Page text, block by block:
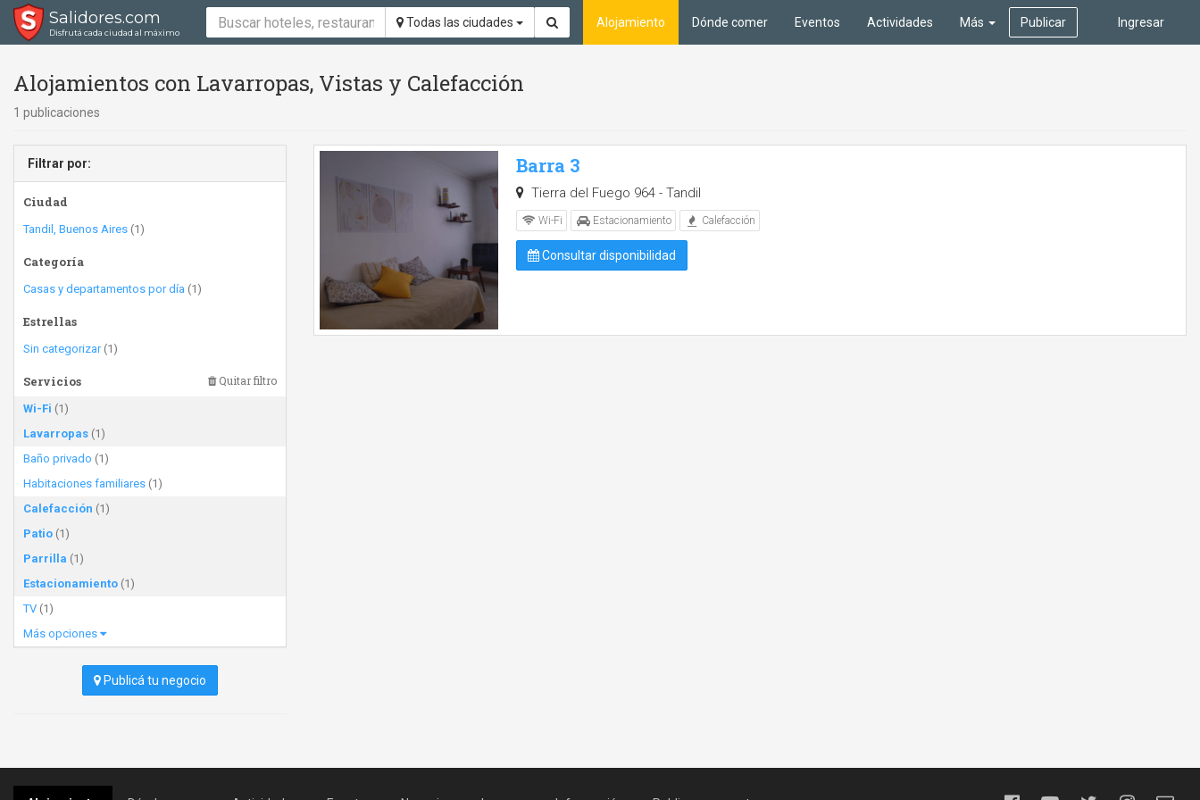
Salidores.com
Disfrutá cada ciudad al máximo
Todas las ciudades Ingresar
Alojamiento Dónde comer Eventos Actividades Más Publicar
Alojamientos con Lavarropas, Vistas y Calefacción
1 publicaciones
Filtrar por:
Ciudad
Tandil, Buenos Aires (1)
Categoría
Casas y departamentos por día (1)
Estrellas
Sin categorizar(1)
Servicios Quitar filtro
Wi-Fi (1)
Lavarropas (1)
Baño privado (1)
Habitaciones familiares (1)
Calefacción (1)
Patio (1)
Parrilla (1)
Estacionamiento (1)
TV (1)
Más opciones
Publicá tu negocio
Barra 3
Tierra del Fuego 964 - Tandil
Wi-Fi Estacionamiento Calefacción
Consultar disponibilidad